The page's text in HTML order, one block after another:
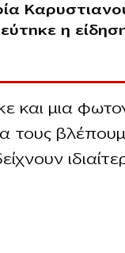
η
και μια
τους